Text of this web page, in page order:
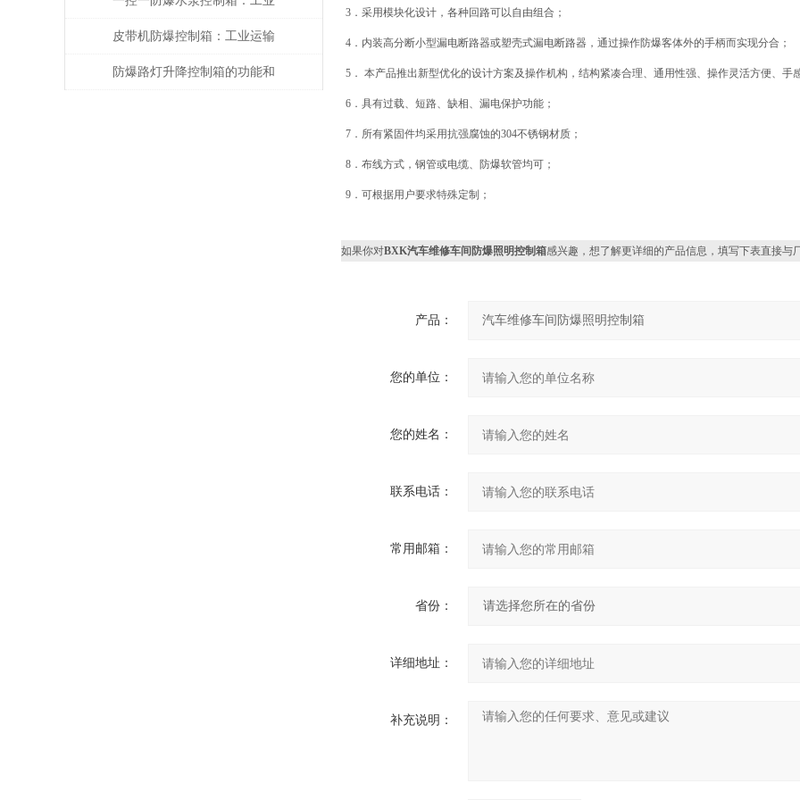
3．采用模块化设计，各种回路可以自由组合；
4．内装高分断小型漏电断路器或塑壳式漏电断路器，通过操作防爆客体外的手柄而实现分合；
5． 本产品推出新型优化的设计方案及操作机构，结构紧凑合理、通用性强、操作灵活方便、手
6．具有过载、短路、缺相、漏电保护功能；
7．所有紧固件均采用抗强腐蚀的304不锈钢材质；
8．布线方式，钢管或电缆、防爆软管均可；
9．可根据用户要求特殊定制；
如果你对BXK汽车维修车间防爆照明控制箱感兴趣，想了解更详细的产品信息，填写下表直接与
产品：
您的单位：
您的姓名：
联系电话：
常用邮箱：
省份：
详细地址：
补充说明：
安全的智能守护者
皮带机防爆控制箱：工业运输
的智能安全管家
防爆路灯升降控制箱的功能和